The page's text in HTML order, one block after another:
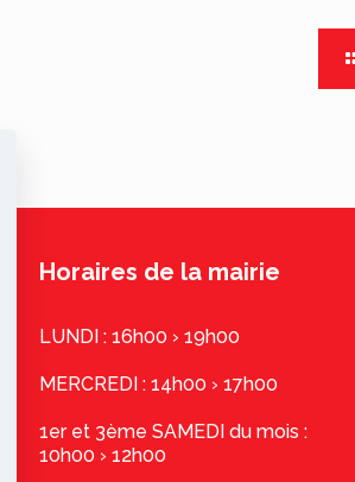
Horaires de la mairie
LUNDI : 16h00 › 19h00
MERCREDI : 14h00 › 17h00
1er et 3ème SAMEDI du mois :
10h00 › 12h00